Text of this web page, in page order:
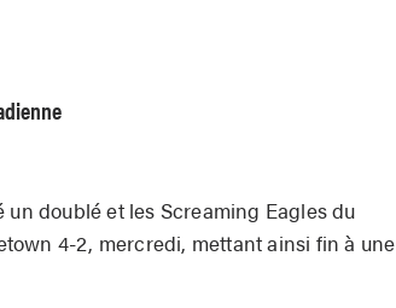
doublé et les Screaming Eagles du
4-2, mercredi, mettant ainsi fin à une